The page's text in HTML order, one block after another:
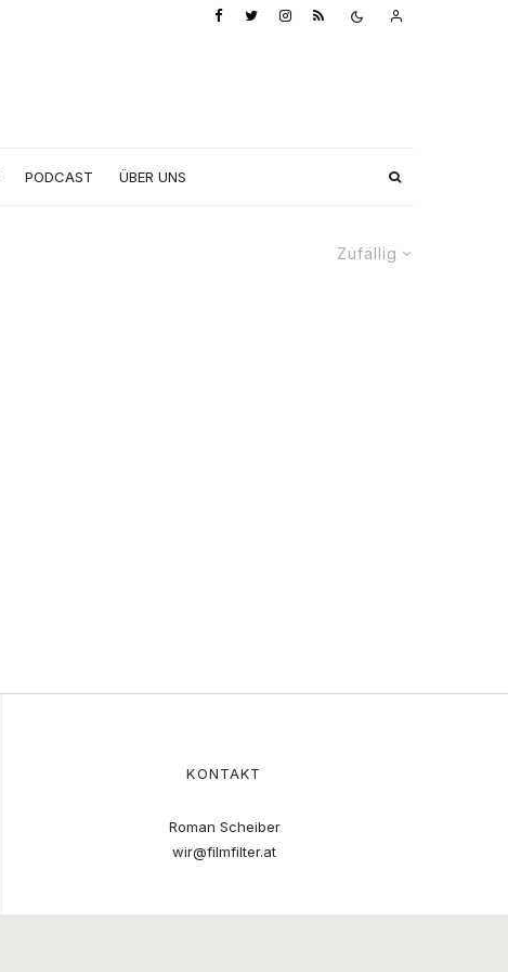
PODCAST ÜBER UNS
Zufällig
KONTAKT
Roman Scheiber
wir@filmfilter.at